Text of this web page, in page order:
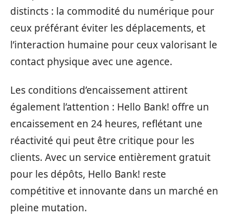
distincts : la commodité du numérique pour
ceux préférant éviter les déplacements, et
l’interaction humaine pour ceux valorisant le
contact physique avec une agence.
Les conditions d’encaissement attirent
également l’attention : Hello Bank! offre un
encaissement en 24 heures, reflétant une
réactivité qui peut être critique pour les
clients. Avec un service entièrement gratuit
pour les dépôts, Hello Bank! reste
compétitive et innovante dans un marché en
pleine mutation.